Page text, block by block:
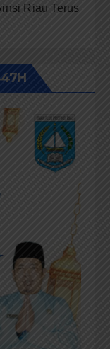
Riau Terus